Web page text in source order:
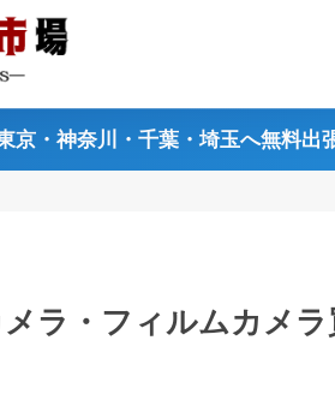
京・神奈川・千葉・埼玉へ無料出
メラ・フィルムカメ